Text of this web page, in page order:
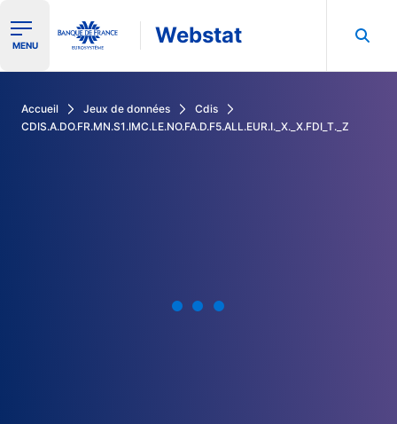
Ouvrir le menu de navigation
MENU Webstat
Accueil Jeux de données
Cdis
CDIS.A.DO.FR.MN.S1.IMC.LE.NO.FA.D.F5.ALL.EUR.I._X._X.FDI_T._Z